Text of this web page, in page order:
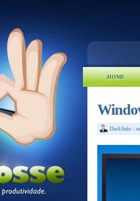
HOME
DarkSide -